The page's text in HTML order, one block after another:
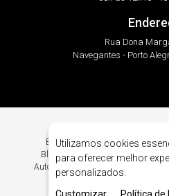
Rua Dona
Navegantes - Porto
Blindagem Automotiva em Porto
Blindagem Automotiva em Porto
Automotiva em Porto Alegre?
Nível III-A em
Utilizamos cookies
para oferecer melhor
personalizados.